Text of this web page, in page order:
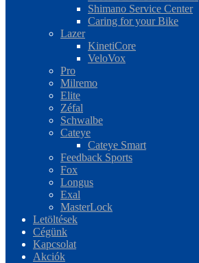
Shimano Service Center
Caring for your Bike
Lazer
KinetiCore
VeloVox
Pro
Milremo
Elite
Zéfal
Schwalbe
Cateye
Cateye Smart
Feedback Sports
Fox
Longus
Exal
MasterLock
Letöltések
Cégünk
Kapcsolat
Akciók